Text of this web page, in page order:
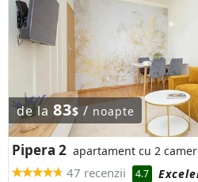
de la 83$/ noapte
Pipera 2 apartament cu 2
47 recenzii 4.7